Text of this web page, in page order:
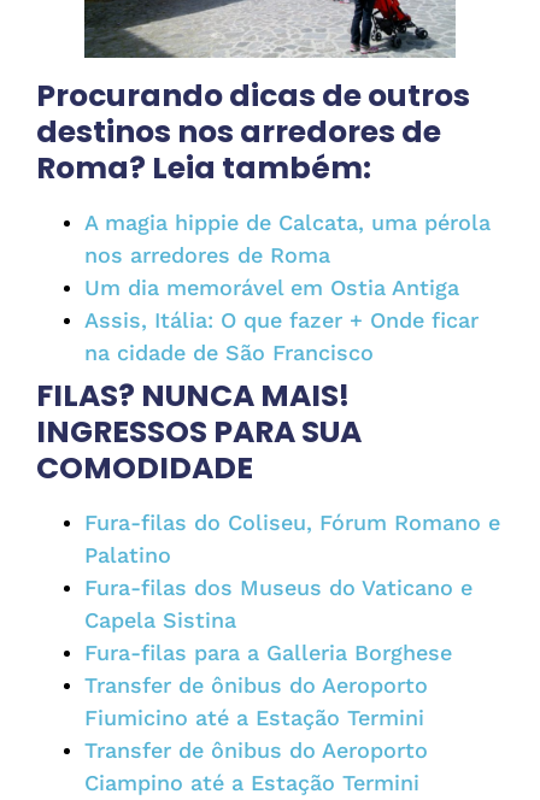
Procurando dicas de outros
destinos nos arredores de
Roma? Leia também:
A magia hippie de Calcata, uma pérola
nos arredores de Roma
Um dia memorável em Ostia Antiga
Assis, Itália: O que fazer + Onde ficar
na cidade de São Francisco
FILAS? NUNCA MAIS!
INGRESSOS PARA SUA
COMODIDADE
Fura-filas do Coliseu, Fórum Romano e
Palatino
Fura-filas dos Museus do Vaticano e
Capela Sistina
Fura-filas para a Galleria Borghese
Transfer de ônibus do Aeroporto
Fiumicino até a Estação Termini
Transfer de ônibus do Aeroporto
Ciampino até a Estação Termini